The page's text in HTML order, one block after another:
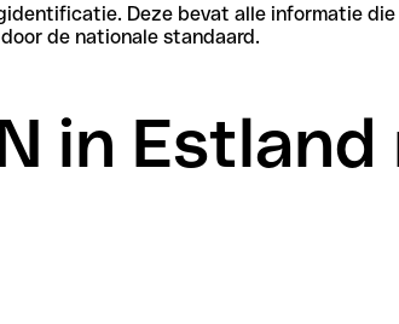
Deze bevat alle informatie
de nationale standaard.
in